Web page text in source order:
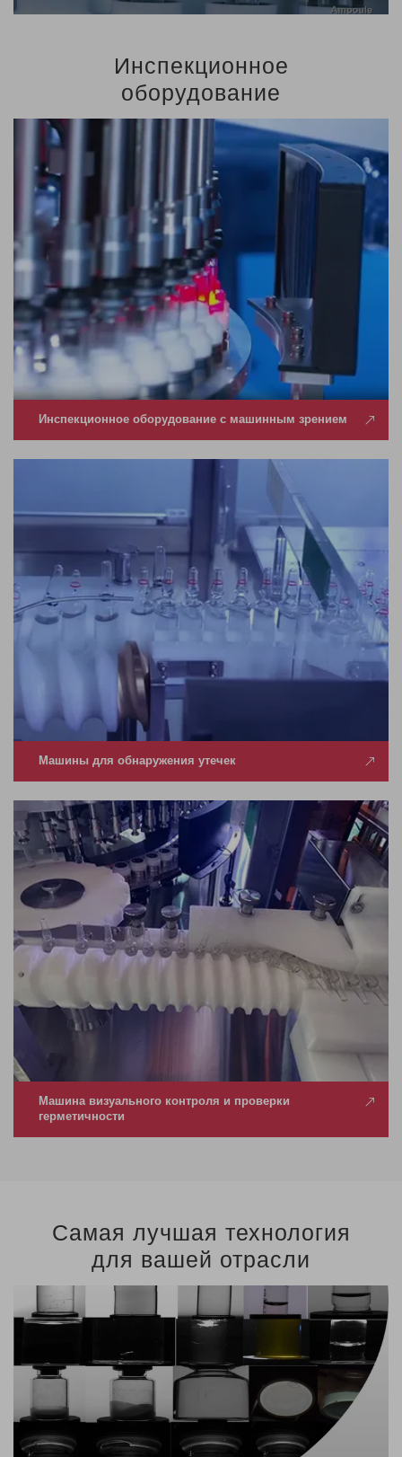
Инспекционное
оборудование
Инспекционное оборудование с машинным зрением
Машины для обнаружения утечек
Машина визуального контроля и проверки
герметичности
Самая лучшая технология
для вашей отрасли